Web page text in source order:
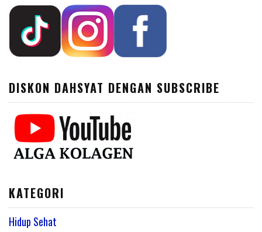
DISKON DAHSYAT DENGAN SUBSCRIBE
KATEGORI
Hidup Sehat